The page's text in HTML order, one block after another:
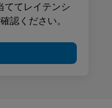
ててレイテンシ
認ください。